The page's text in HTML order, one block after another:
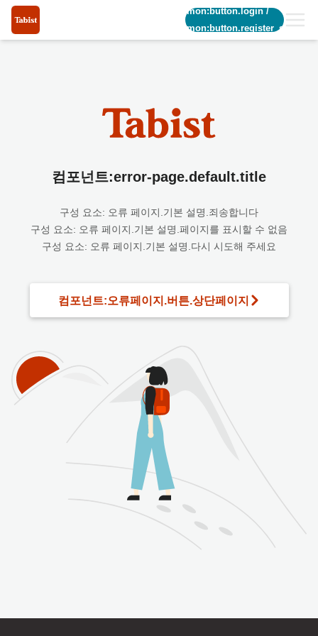
common:button.login/
common:button.register_short
컴포넌트:error-page.default.title
구성 요소: 오류 페이지.기본 설명.죄송합니다
구성 요소: 오류 페이지.기본 설명.페이지를 표시할 수 없음
구성 요소: 오류 페이지.기본 설명.다시 시도해 주세요
컴포넌트:오류페이지.버튼.상단페이지